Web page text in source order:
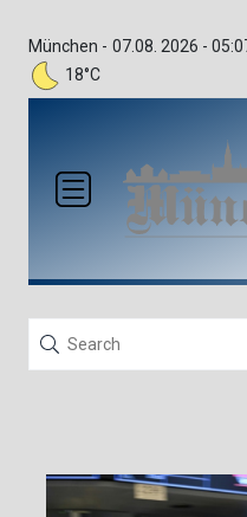
München -
18°C
07.08. 2026 -